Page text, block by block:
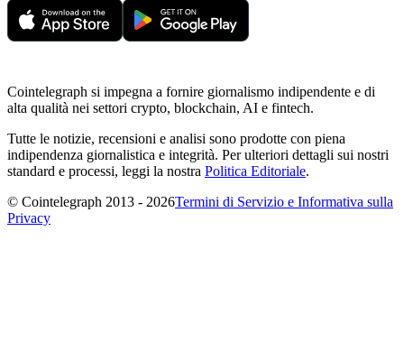
Cointelegraph si impegna a fornire giornalismo indipendente e di
alta qualità nei settori crypto, blockchain, AI e fintech.
Tutte le notizie, recensioni e analisi sono prodotte con piena
indipendenza giornalistica e integrità. Per ulteriori dettagli sui nostri
standard e processi, leggi la nostra Politica Editoriale.
© Cointelegraph 2013 - 2026Termini di Servizio e Informativa sulla
Privacy